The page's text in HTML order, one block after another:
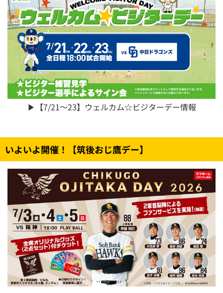
▶【7/21～23】ウェルカム☆ビジターデー情報
いよいよ開催！【筑後おじ鷹デー】